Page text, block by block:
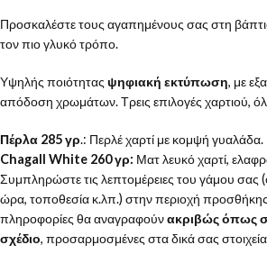
Προσκαλέστε τους αγαπημένους σας στη
τον πιο γλυκό τρόπο.
Υψηλής ποιότητας ψηφιακή εκτύπωση, με
απόδοση χρωμάτων. Τρεις επιλογές χαρτιού,
Πέρλα 285 γρ.: Περλέ χαρτί με κομψή γυαλάδα.
Chagall White 260 γρ: Ματ λευκό χαρτί,
Συμπληρώστε τις λεπτομέρειες του γάμου σας
ώρα, τοποθεσία κ.λπ.) στην περιοχή προσθήκης
πληροφορίες θα αναγραφούνακριβώς όπως
σχέδιο, προσαρμοσμένες στα δικά σας